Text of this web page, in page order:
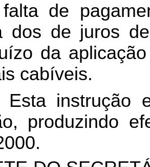
de
dos de juros
da
cabíveis.
Esta instrução
produzindo